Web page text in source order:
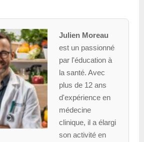
Julien Moreau
est un passionné
par l'éducation à
la santé. Avec
plus de 12 ans
d'expérience en
médecine
clinique, il a élargi
son activité en